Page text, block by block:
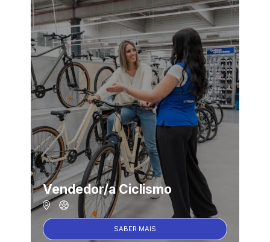
Vendedor/a Ciclismo
SABER MAIS